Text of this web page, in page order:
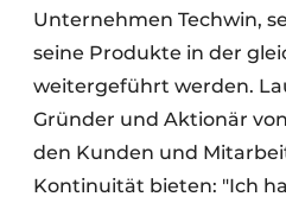
Unternehmen Techwin,
seine Produkte in der
weitergeführt werden.
Gründer und Aktionär
den Kunden und
Kontinuität bieten: "Ich